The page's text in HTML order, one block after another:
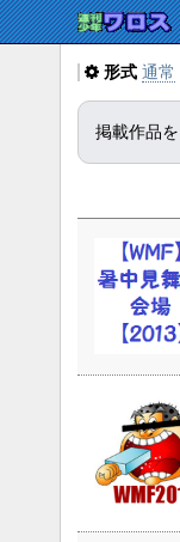
形式 通常
掲載作品を